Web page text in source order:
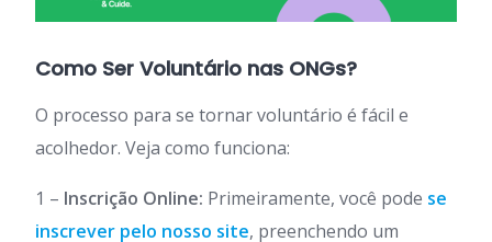
Como Ser Voluntário nas ONGs?
O processo para se tornar voluntário é fácil e
acolhedor. Veja como funciona:
1 – Inscrição Online: Primeiramente, você pode se
inscrever pelo nosso site, preenchendo um